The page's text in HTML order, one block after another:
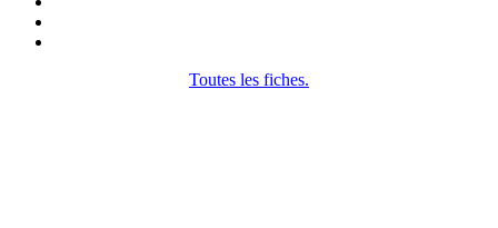
Toutes les fiches.